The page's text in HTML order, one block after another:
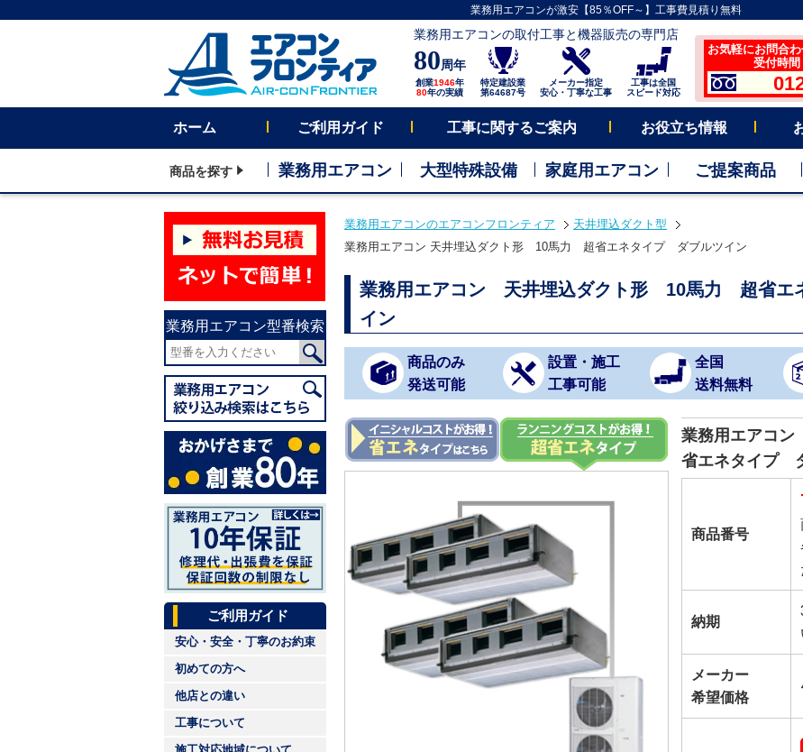
業務用エアコンが激安【85％OFF～】工事費見積り無料
業務用エアコンの取付工事と機器販売の専門店
80周年
創業1946年
80年の実績
特定建設業
第64687号
メーカー指定
安心・丁寧な工事
工事は全国
スピード対応
お気軽にお問合
受付時
ホーム ご利用ガイド 工事に関するご案内 お役立ち情報
商品を探す 業務用エアコン 大型特殊設備 家庭用エアコン ご提案商品
業務用エアコン型番検索
ご利用ガイド
安心・安全・丁寧のお約束
初めての方へ
他店との違い
工事について
業務用エアコンのエアコンフロンティア
天井埋込ダクト型
業務用エアコン 天井埋込ダクト形 10馬力 超省エネタイプ ダブルツイン
業務用エアコン 天井埋込ダクト形 10馬力 超省エ
イン
商品のみ
発送可能
設置・施工
工事可能
全国
送料無料
業務用エアコ
省エネタイプ
商品番号
納期
メーカー
希望価格